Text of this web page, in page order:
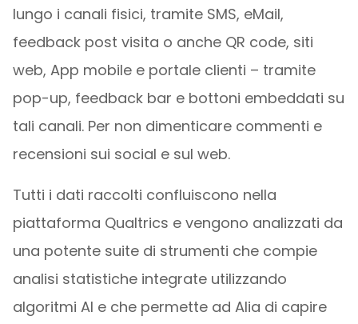
lungo i canali fisici, tramite SMS, eMail,
feedback post visita o anche QR code, siti
web, App mobile e portale clienti – tramite
pop-up, feedback bar e bottoni embeddati su
tali canali. Per non dimenticare commenti e
recensioni sui social e sul web.
Tutti i dati raccolti confluiscono nella
piattaforma Qualtrics e vengono analizzati da
una potente suite di strumenti che compie
analisi statistiche integrate utilizzando
algoritmi AI e che permette ad Alia di capire